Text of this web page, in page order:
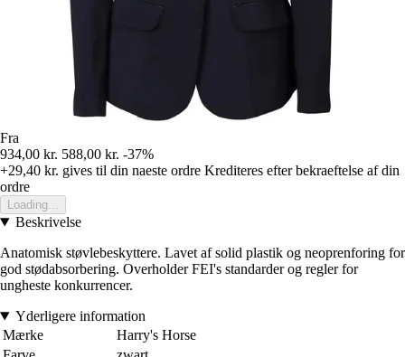
Fra
934,00 kr. 588,00 kr. -37%
+29,40 kr. gives til din naeste ordre Krediteres efter bekraeftelse af din
ordre
Loading...
Beskrivelse
Anatomisk støvlebeskyttere. Lavet af solid plastik og neoprenforing for
god stødabsorbering. Overholder FEI's standarder og regler for
ungheste konkurrencer.
Yderligere information
Mærke
Harry's Horse